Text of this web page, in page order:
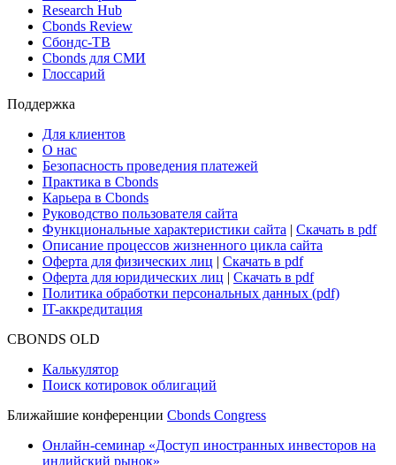
Research Hub
Cbonds Review
Сбондс-ТВ
Cbonds для СМИ
Глоссарий
Поддержка
Для клиентов
О нас
Безопасность проведения платежей
Практика в Cbonds
Карьера в Cbonds
Руководство пользователя сайта
Функциональные характеристики сайта | Скачать в pdf
Описание процессов жизненного цикла сайта
Оферта для физических лиц | Скачать в pdf
Оферта для юридических лиц | Скачать в pdf
Политика обработки персональных данных (pdf)
IT-аккредитация
CBONDS OLD
Калькулятор
Поиск котировок облигаций
Ближайшие конференции Cbonds Congress
Онлайн-семинар «Доступ иностранных инвесторов на
индийский рынок»